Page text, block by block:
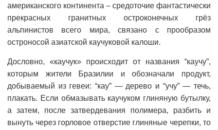
американского континента – средоточие фантастически
прекрасных гранитных остроконечных грёз
альпинистов всего мира, связано с прообразом
остроносой азиатской каучуковой калоши.
Дословно, «каучук» происходит от названия “каучу”,
которым жители Бразилии и обозначали продукт,
добываемый из гевеи: “кау” — дерево и “учу” — течь,
плакать. Если обмазывать каучуком глиняную бутылку,
а затем, после затвердевания полимера, разбить и
вынуть через горловое отверстие глиняные черепки, то